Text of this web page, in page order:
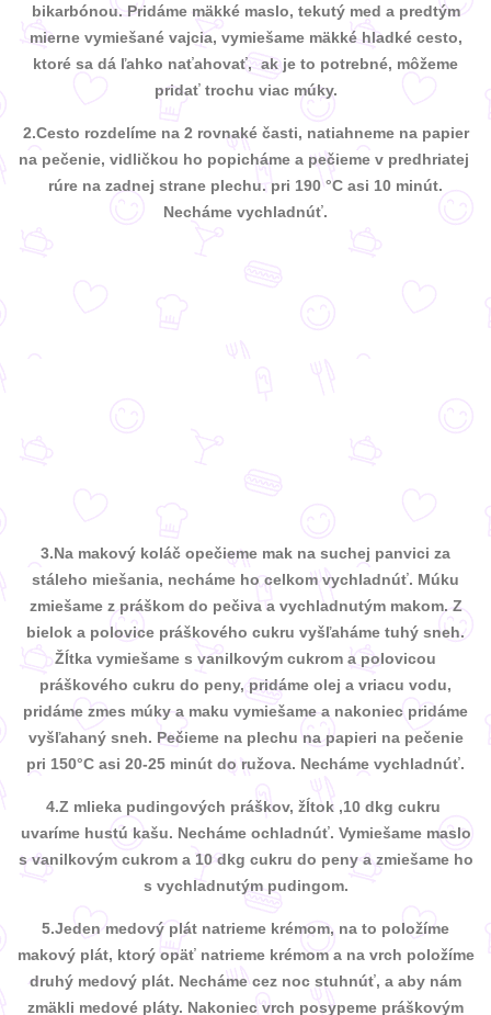
bikarbónou. Pridáme mäkké maslo, tekutý med a predtým
mierne vymiešané vajcia, vymiešame mäkké hladké cesto,
ktoré sa dá ľahko naťahovať, ak je to potrebné, môžeme
pridať trochu viac múky.
2.Cesto rozdelíme na 2 rovnaké časti, natiahneme na papier
na pečenie, vidličkou ho popicháme a pečieme v predhriatej
rúre na zadnej strane plechu. pri 190 °C asi 10 minút.
Necháme vychladnúť.
3.Na makový koláč opečieme mak na suchej panvici za
stáleho miešania, necháme ho celkom vychladnúť. Múku
zmiešame z práškom do pečiva a vychladnutým makom. Z
bielok a polovice práškového cukru vyšľaháme tuhý sneh.
Žĺtka vymiešame s vanilkovým cukrom a polovicou
práškového cukru do peny, pridáme olej a vriacu vodu,
pridáme zmes múky a maku vymiešame a nakoniec pridáme
vyšľahaný sneh. Pečieme na plechu na papieri na pečenie
pri 150°C asi 20-25 minút do ružova. Necháme vychladnúť.
4.Z mlieka pudingových práškov, žĺtok ,10 dkg cukru
uvaríme hustú kašu. Necháme ochladnúť. Vymiešame maslo
s vanilkovým cukrom a 10 dkg cukru do peny a zmiešame ho
s vychladnutým pudingom.
5.Jeden medový plát natrieme krémom, na to položíme
makový plát, ktorý opäť natrieme krémom a na vrch položíme
druhý medový plát. Necháme cez noc stuhnúť, a aby nám
zmäkli medové pláty. Nakoniec vrch posypeme práškovým